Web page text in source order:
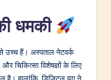
धमकी
से उच्च हैं। अस्पताल नेटवर्क
चिकित्सा विशेषज्ञों के लिए